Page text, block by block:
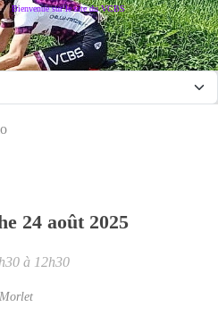
Bienvenue sur le site du VCBS
24 août 2025
à 12h30